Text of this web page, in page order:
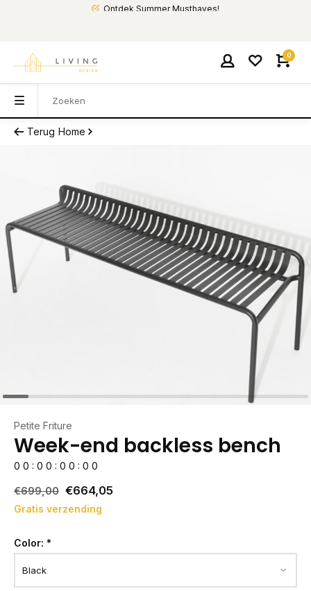
Ontdek Summer Musthaves!
0
Terug Home
Petite Friture
Week-end backless bench
0 0 : 0 0 : 0 0 : 0 0
€699,00 €664,05
Gratis verzending
Color: *